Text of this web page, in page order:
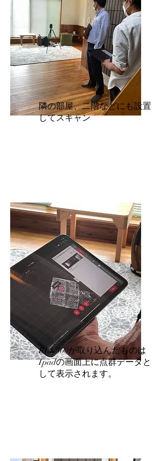
隣の部屋、二階などにも設置
してスキャン
BLK360が取り込んだものは
Ipadの画面上に点群データと
して表示されます。